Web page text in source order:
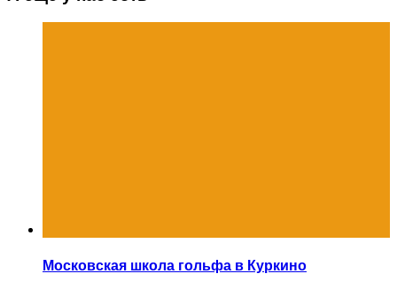
Московская школа гольфа в Куркино